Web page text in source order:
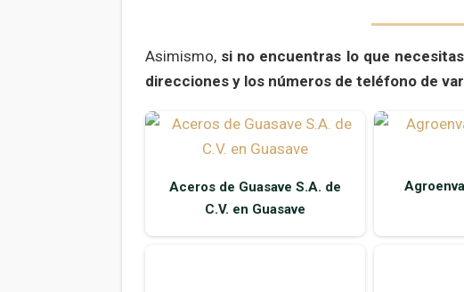
Asimismo, si no encuentras lo que necesitas
direcciones y los números de teléfono de
Aceros de Guasave S.A. de
C.V. en Guasave